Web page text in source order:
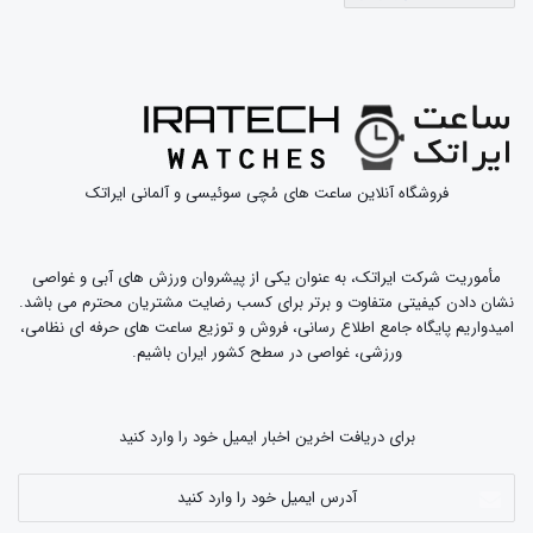
Bonvier Watches | اطلاعات بیشتر| وب سایت رسمی
Boom Watches | اطلاعات بیشتر |وب سایت رسمی
Botta Design Watches | اطلاعات بیشتر |وب سایت رسمی
Borealis Watches | اطلاعات بیشتر|وب سایت رسمی
Boschett Watches | اطلاعات بیشتر|وب سایت رسمی
وب سایت
فروشگاه آنلاین ساعت های مُچی سوئیسی و آلمانی ایراتک
مأموریت شرکت ایراتک، به عنوان یکی از پیشروان ورزش های آبی و غواصی
نشان دادن کیفیتی متفاوت و برتر برای کسب رضایت مشتریان محترم می باشد.
امیدواریم پایگاه جامع اطلاع رسانی، فروش و توزیع ساعت های حرفه ای نظامی،
ورزشی، غواصی در سطح کشور ایران باشیم.
برای دریافت اخرین اخبار ایمیل خود را وارد کنید